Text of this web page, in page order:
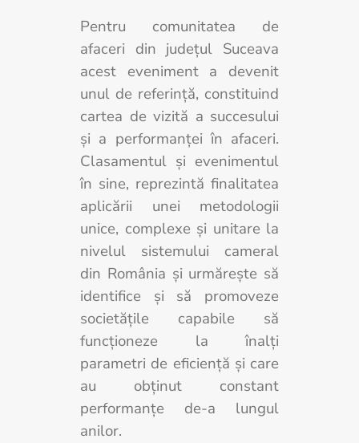
Pentru comunitatea de
afaceri din județul Suceava
acest eveniment a devenit
unul de referinţă, constituind
cartea de vizită a succesului
şi a performanţei în afaceri.
Clasamentul și evenimentul
în sine, reprezintă finalitatea
aplicării unei metodologii
unice, complexe și unitare la
nivelul sistemului cameral
din România și urmărește să
identifice şi să promoveze
societăţile capabile să
funcţioneze la înalţi
parametri de eficienţă şi care
au obţinut constant
performanţe de-a lungul
anilor.